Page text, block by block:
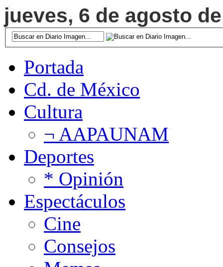
jueves, 6 de agosto
Portada
Cd. de México
Cultura
¬ AAPAUNAM
Deportes
* Opinión
Espectáculos
Cine
Consejos